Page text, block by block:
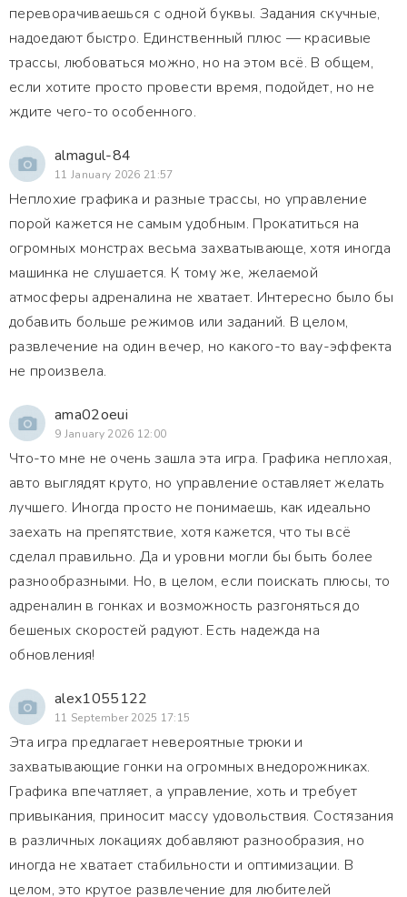
переворачиваешься с одной буквы. Задания скучные,
надоедают быстро. Единственный плюс — красивые
трассы, любоваться можно, но на этом всё. В общем,
если хотите просто провести время, подойдет, но не
ждите чего-то особенного.
almagul-84
11 January 2026 21:57
Неплохие графика и разные трассы, но управление
порой кажется не самым удобным. Прокатиться на
огромных монстрах весьма захватывающе, хотя иногда
машинка не слушается. К тому же, желаемой
атмосферы адреналина не хватает. Интересно было бы
добавить больше режимов или заданий. В целом,
развлечение на один вечер, но какого-то вау-эффекта
не произвела.
ama02oeui
9 January 2026 12:00
Что-то мне не очень зашла эта игра. Графика неплохая,
авто выглядят круто, но управление оставляет желать
лучшего. Иногда просто не понимаешь, как идеально
заехать на препятствие, хотя кажется, что ты всё
сделал правильно. Да и уровни могли бы быть более
разнообразными. Но, в целом, если поискать плюсы, то
адреналин в гонках и возможность разгоняться до
бешеных скоростей радуют. Есть надежда на
обновления!
alex1055122
11 September 2025 17:15
Эта игра предлагает невероятные трюки и
захватывающие гонки на огромных внедорожниках.
Графика впечатляет, а управление, хоть и требует
привыкания, приносит массу удовольствия. Состязания
в различных локациях добавляют разнообразия, но
иногда не хватает стабильности и оптимизации. В
целом, это крутое развлечение для любителей